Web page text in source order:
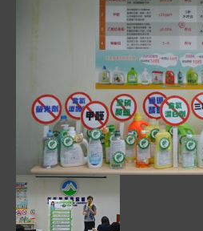
圖片說明：1030826 記者會 -